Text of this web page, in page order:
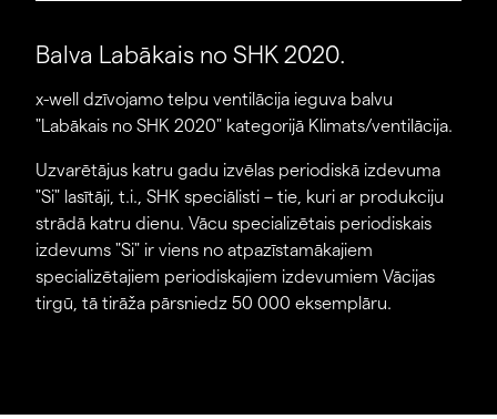
Balva Labākais no SHK 2020.
x-well dzīvojamo telpu ventilācija ieguva balvu
"Labākais no SHK 2020" kategorijā Klimats/ventilācija.
Uzvarētājus katru gadu izvēlas periodiskā izdevuma
"Si" lasītāji, t.i., SHK speciālisti – tie, kuri ar produkciju
strādā katru dienu. Vācu specializētais periodiskais
izdevums "Si" ir viens no atpazīstamākajiem
specializētajiem periodiskajiem izdevumiem Vācijas
tirgū, tā tirāža pārsniedz 50 000 eksemplāru.